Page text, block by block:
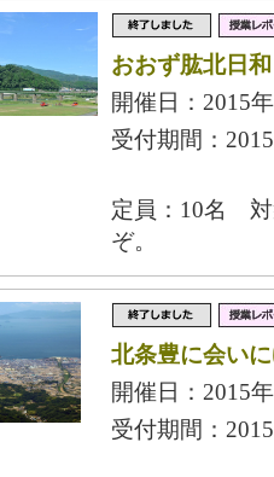
おおず肱北日和
開催日：2015
受付期間：
定員：10名 対
ぞ。
北条豊に会い
開催日：2015
受付期間：